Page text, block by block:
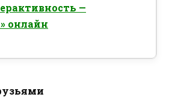
—
онлайн